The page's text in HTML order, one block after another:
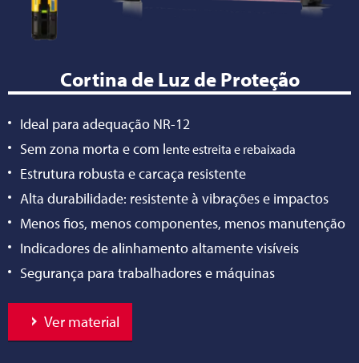
Cortina de Luz de Proteção
Ideal para adequação NR-12
Sem zona morta e com lente estreita e rebaixada
Estrutura robusta e carcaça resistente
Alta durabilidade: resistente à vibrações e impactos
Menos fios, menos componentes, menos manutenção
Indicadores de alinhamento altamente visíveis
Segurança para trabalhadores e máquinas
Ver material